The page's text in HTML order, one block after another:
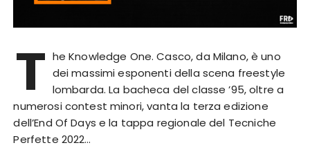
T he Knowledge One. Casco, da Milano, è uno
dei massimi esponenti della scena freestyle
lombarda. La bacheca del classe ’95, oltre a
numerosi contest minori, vanta la terza edizione
dell’End Of Days e la tappa regionale del Tecniche
Perfette 2022…